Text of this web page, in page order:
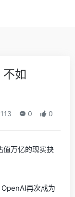
如
113 0 0
值万亿的现实抉
再次成为